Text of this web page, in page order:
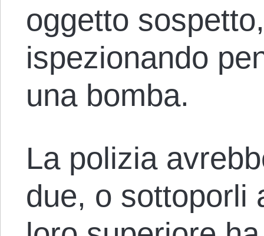
oggetto
ispezionando
una bomba.
La polizia
due, o sottoporli